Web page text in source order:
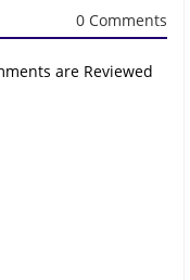
0 Comments
are Reviewed